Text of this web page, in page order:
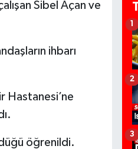
Sibel Açan ve
ihbarı
Hastanesi’ne
öğrenildi.
1
2
3